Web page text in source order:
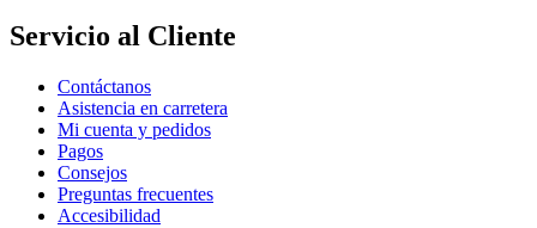
Servicio al Cliente
Contáctanos
Asistencia en carretera
Mi cuenta y pedidos
Pagos
Consejos
Preguntas frecuentes
Accesibilidad